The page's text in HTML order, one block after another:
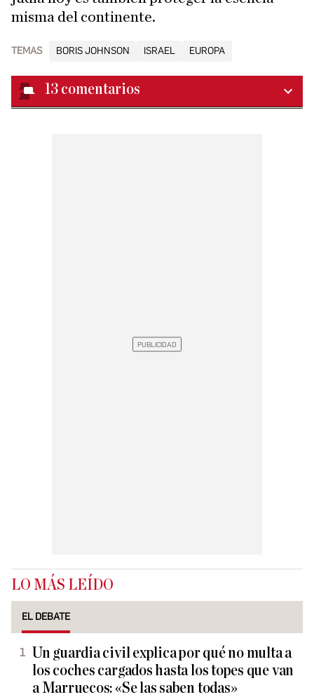
misma del continente.
TEMAS BORIS JOHNSON ISRAEL EUROPA
13 comentarios
LO MÁS LEÍDO
EL DEBATE
Un guardia civil explica por qué no multa a
los coches cargados hasta los topes que van
a Marruecos: «Se las saben todas»